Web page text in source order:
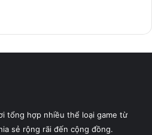
tổng hợp nhiều thể loại game từ
sẻ rộng rãi đến cộng đồng.